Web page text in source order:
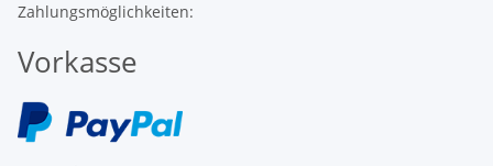
Zahlungsmöglichkeiten:
Vorkasse